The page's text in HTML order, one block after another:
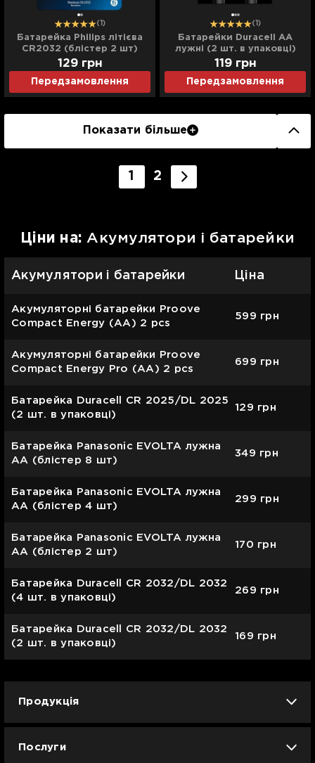
(1)
Батарейка Philips літієва
CR2032 (блістер 2 шт)
Передзамовлення
129 грн
(1)
Батарейки Duracell AA
лужні (2 шт. в упаковці)
Передзамовлення
119 грн
Показати більше
1 2
Цiни на: Акумулятори і батарейки
Акумулятори і батарейки Ціна
Акумуляторні батарейки Proove
Compact Energy (AA) 2 pcs
599 грн
Акумуляторні батарейки Proove
Compact Energy Pro (AA) 2 pcs
699 грн
Батарейка Duracell CR 2025/DL 2025
(2 шт. в упаковці)
129 грн
Батарейка Panasonic EVOLTA лужна
AA (блістер 8 шт)
349 грн
Батарейка Panasonic EVOLTA лужна
AA (блістер 4 шт)
299 грн
Батарейка Panasonic EVOLTA лужна
AA (блістер 2 шт)
170 грн
Батарейка Duracell CR 2032/DL 2032
(4 шт. в упаковці)
269 грн
Батарейка Duracell CR 2032/DL 2032
(2 шт. в упаковці)
169 грн
Продукція
Послуги